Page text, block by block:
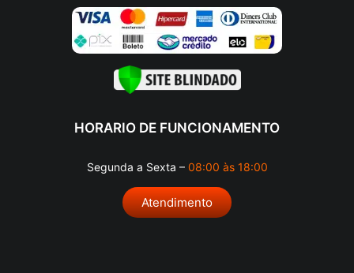
HORARIO DE FUNCIONAMENTO
Segunda a Sexta – 08:00 às 18:00
Atendimento